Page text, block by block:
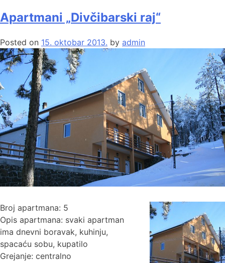
Apartmani „Divčibarski raj“
Posted on 15. oktobar 2013. by admin
Broj apartmana: 5
Opis apartmana: svaki apartman
ima dnevni boravak, kuhinju,
spacaću sobu, kupatilo
Grejanje: centralno